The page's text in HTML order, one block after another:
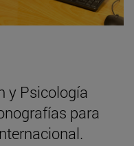
y Psicología
para